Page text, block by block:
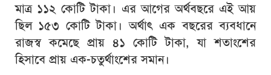
মাত্র ১১২ কোটি টাকা। এর আগের অর্থবছরে এই আয়
ছিল ১৫৩ কোটি টাকা। অর্থাৎ এক বছরের ব্যবধানে
রাজস্ব কমেছে প্রায় ৪১ কোটি টাকা, যা শতাংশের
হিসাবে প্রায় এক-চতুর্থাংশের সমান।